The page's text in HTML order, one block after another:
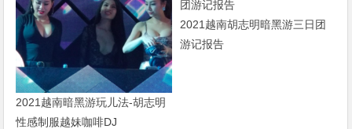
2021越南暗黑游玩儿法-胡志明
性感制服越妹咖啡DJ
2021越南胡志明暗黑游三日团
游记报告